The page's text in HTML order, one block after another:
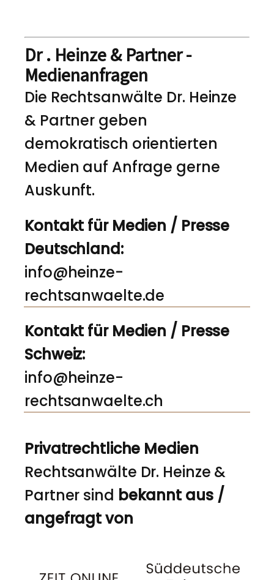
Dr . Heinze & Partner -
Medienanfragen
Die Rechtsanwälte Dr. Heinze
& Partner geben
demokratisch orientierten
Medien auf Anfrage gerne
Auskunft.
Kontakt für Medien / Presse
Deutschland:
info@heinze-
rechtsanwaelte.de
Kontakt für Medien / Presse
Schweiz:
info@heinze-
rechtsanwaelte.ch
Privatrechtliche Medien
Rechtsanwälte Dr. Heinze &
Partner sind bekannt aus /
angefragt von